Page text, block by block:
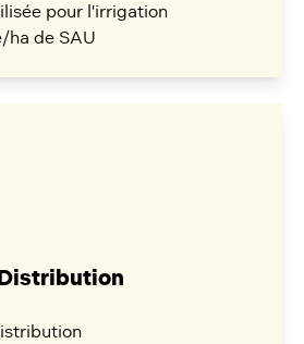
pour l'irrigation
ha de SAU